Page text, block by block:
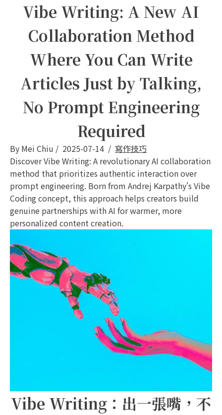
Vibe Writing: A New AI
Collaboration Method
Where You Can Write
Articles Just by Talking,
No Prompt Engineering
Required
By Mei Chiu / 2025-07-14 / 寫作技巧
Discover Vibe Writing: A revolutionary AI collaboration
method that prioritizes authentic interaction over
prompt engineering. Born from Andrej Karpathy's Vibe
Coding concept, this approach helps creators build
genuine partnerships with AI for warmer, more
personalized content creation.
Vibe Writing：出一張嘴，不